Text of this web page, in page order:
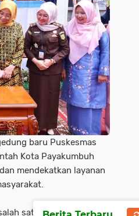
baru Puskesmas
Kota Payakumbuh
mendekatkan layanan
satu prioritas utama